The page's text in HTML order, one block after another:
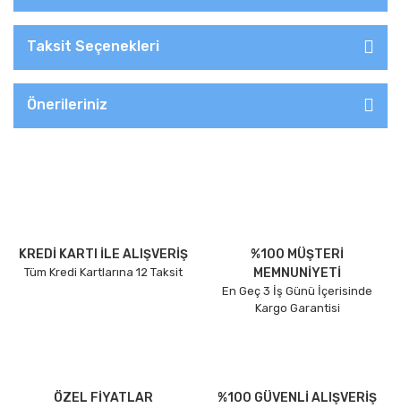
Taksit Seçenekleri
Önerileriniz
KREDİ KARTI İLE ALIŞVERİŞ
Tüm Kredi Kartlarına 12 Taksit
%100 MÜŞTERİ
MEMNUNİYETİ
En Geç 3 İş Günü İçerisinde
Kargo Garantisi
ÖZEL FİYATLAR %100 GÜVENLİ ALIŞVERİŞ